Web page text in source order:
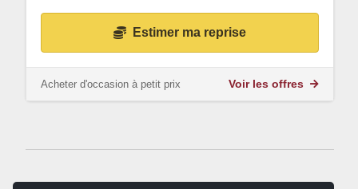
Estimer ma reprise
Acheter d'occasion à petit prix Voir les offres